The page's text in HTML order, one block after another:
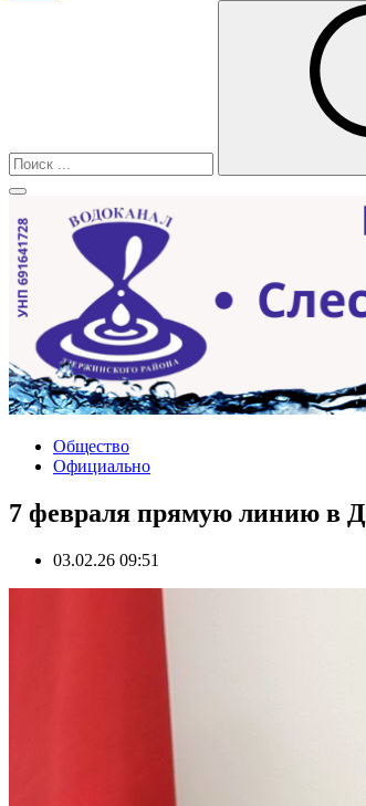
Общество
Официально
7 февраля прямую линию в
03.02.26 09:51